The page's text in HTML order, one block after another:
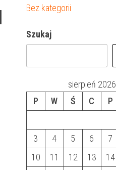
Bez kategorii
Szukaj
sierpień 2026
P
W Ś C P
3
4 5 6 7
10
11 12 13 14